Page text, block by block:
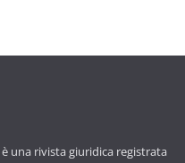
è una rivista giuridica registrata